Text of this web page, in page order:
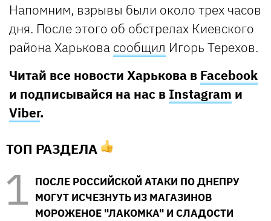
Напомним, взрывы были около трех часов
дня. После этого об обстрелах Киевского
района Харькова сообщил Игорь Терехов.
Читай все новости Харькова в Facebook
и подписывайся на нас в Instagram и
Viber.
ТОП РАЗДЕЛА
ПОСЛЕ РОССИЙСКОЙ АТАКИ ПО ДНЕПРУ
МОГУТ ИСЧЕЗНУТЬ ИЗ МАГАЗИНОВ
МОРОЖЕНОЕ "ЛАКОМКА" И СЛАДОСТИ